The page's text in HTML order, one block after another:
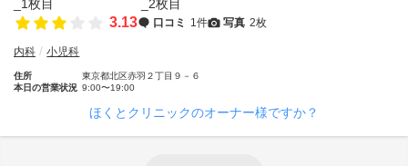
3.13 口コミ 1件 写真 2枚
内科 小児科
住所
東京都北区赤羽２丁目９－６
本日の営業状況 9:00〜19:00
ほくとクリニックのオーナー様ですか？